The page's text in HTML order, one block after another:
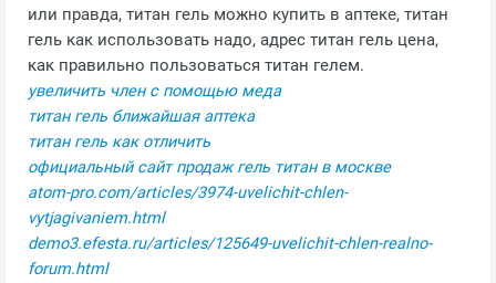
или правда, титан гель можно купить в аптеке, титан
гель как использовать надо, адрес титан гель цена,
как правильно пользоваться титан гелем.
увеличить член с помощью меда
титан гель ближайшая аптека
титан гель как отличить
официальный сайт продаж гель титан в москве
atom-pro.com/articles/3974-uvelichit-chlen-
vytjagivaniem.html
demo3.efesta.ru/articles/125649-uvelichit-chlen-realno-
forum.html